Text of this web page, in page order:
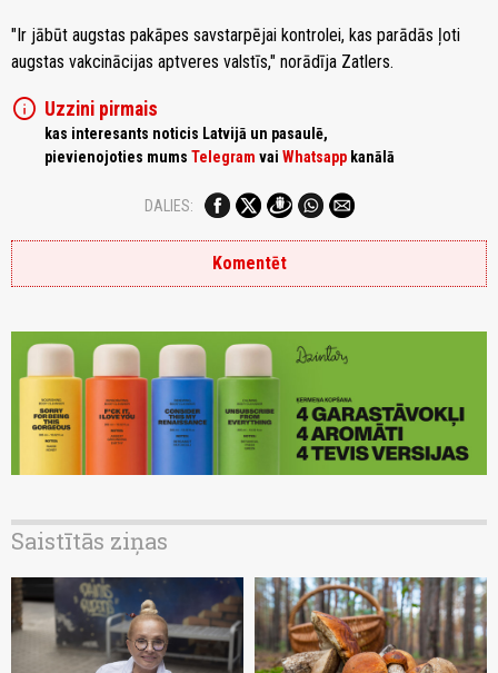
"Ir jābūt augstas pakāpes savstarpējai kontrolei, kas parādās ļoti
augstas vakcinācijas aptveres valstīs," norādīja Zatlers.
info Uzzini pirmais
kas interesants noticis Latvijā un pasaulē,
pievienojoties mums Telegram vai Whatsapp kanālā
DALIES:
Komentēt
Saistītās ziņas